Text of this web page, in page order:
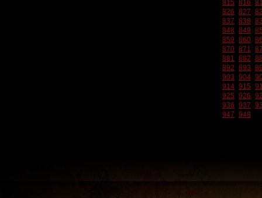
815 816
826 827
837 838
848 849
859 860
870 871
881 882
892 893
903 904
914 915
925 926
936 937
947 948